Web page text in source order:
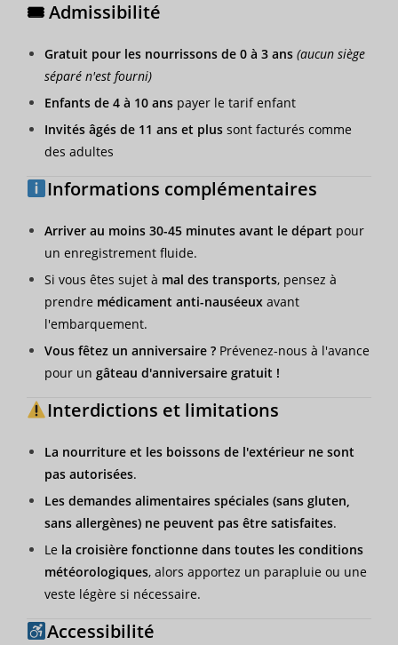
🎟 Admissibilité
Gratuit pour les nourrissons de 0 à 3 ans (aucun siège
séparé n'est fourni)
Enfants de 4 à 10 ans payer le tarif enfant
Invités âgés de 11 ans et plus sont facturés comme
des adultes
Informations complémentaires
Arriver au moins 30-45 minutes avant le départ pour
un enregistrement fluide.
Si vous êtes sujet à mal des transports, pensez à
prendre médicament anti-nauséeux avant
l'embarquement.
Vous fêtez un anniversaire ? Prévenez-nous à l'avance
pour un gâteau d'anniversaire gratuit !
Interdictions et limitations
La nourriture et les boissons de l'extérieur ne sont
pas autorisées.
Les demandes alimentaires spéciales (sans gluten,
sans allergènes) ne peuvent pas être satisfaites.
Le la croisière fonctionne dans toutes les conditions
météorologiques, alors apportez un parapluie ou une
veste légère si nécessaire.
Accessibilité